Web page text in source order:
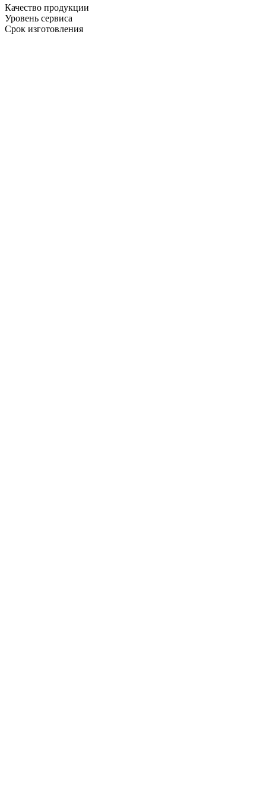
Качество продукции
Уровень сервиса
Срок изготовления